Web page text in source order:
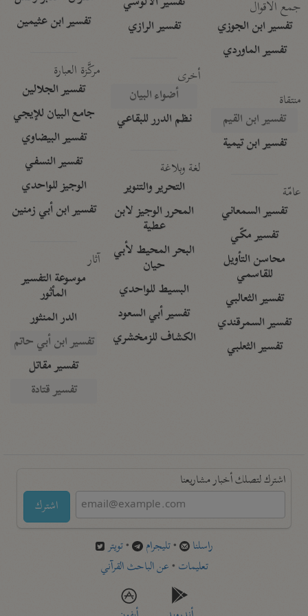
جمع الأقوال
تفسير ابن الجوزي
تفسير الماوردي
منتقاة
تفسير ابن القيم
تفسير ابن تيمية
عامّة
تفسير السمعاني
تفسير مكّي
محاسن التأويل
للقاسمي
تفسير الثعالبي
تفسير السمرقندي
تفسير الثعلبي
تفسير الرازي
أخرى
أضواء البيان
نظم الدرر للبقاعي
لغة وبلاغة
التحرير والتنوير
المحرر الوجيز لابن
عطية
البحر المحيط لأبي
حيان
البسيط للواحدي
تفسير أبي السعود
الكشاف للزمخشري
تفسير ابن عثيمين
مركَّزة العبارة
تفسير الجلالين
جامع البيان للإيجي
تفسير البيضاوي
تفسير النسفي
الوجيز للواحدي
تفسير ابن أبي زمنين
آثار
موسوعة التفسير
المأثور
الدر المنثور
تفسير ابن أبي حاتم
تفسير مقاتل
تفسير قتادة
اشترك لتصلك أخبار مشاريعنا
اشترك
راسلنا •تليجرام •تويتر
تعليمات •عن الباحث القرآني